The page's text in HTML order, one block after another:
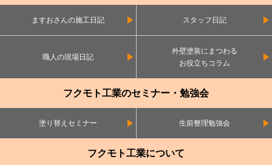
ますおさんの施工日記 スタッフ日記
職人の現場日記
外壁塗装にまつわる
お役立ちコラム
フクモト工業のセミナー・勉強会
塗り替えセミナー 生前整理勉強会
フクモト工業について